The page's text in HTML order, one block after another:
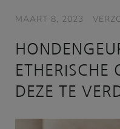
MAART 8, 2023
ETHERISCHE
DEZE TE